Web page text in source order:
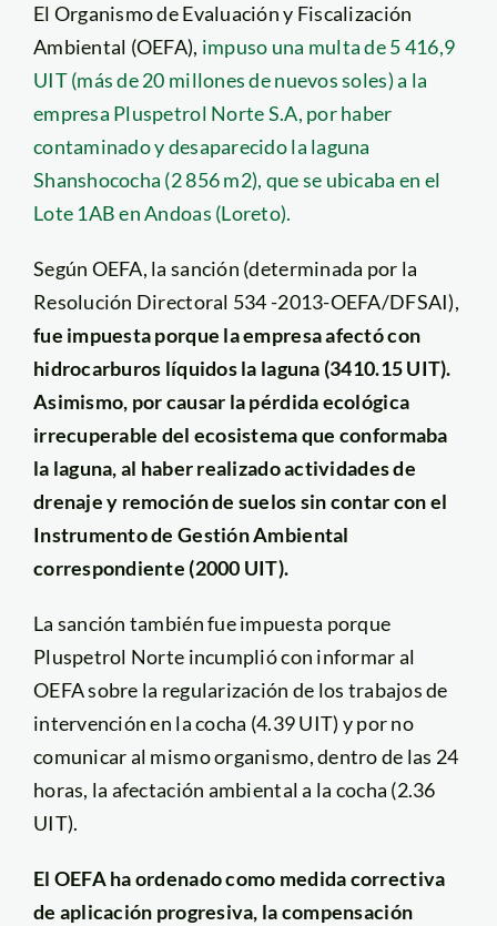
El Organismo de Evaluación y Fiscalización
Ambiental (OEFA), impuso una multa de 5 416,9
UIT (más de 20 millones de nuevos soles) a la
empresa Pluspetrol Norte S.A, por haber
contaminado y desaparecido la laguna
Shanshococha (2 856 m2), que se ubicaba en el
Lote 1AB en Andoas (Loreto).
Según OEFA, la sanción (determinada por la
Resolución Directoral 534 -2013-OEFA/DFSAI),
fue impuesta porque la empresa afectó con
hidrocarburos líquidos la laguna (3410.15 UIT).
Asimismo, por causar la pérdida ecológica
irrecuperable del ecosistema que conformaba
la laguna, al haber realizado actividades de
drenaje y remoción de suelos sin contar con el
Instrumento de Gestión Ambiental
correspondiente (2000 UIT).
La sanción también fue impuesta porque
Pluspetrol Norte incumplió con informar al
OEFA sobre la regularización de los trabajos de
intervención en la cocha (4.39 UIT) y por no
comunicar al mismo organismo, dentro de las 24
horas, la afectación ambiental a la cocha (2.36
UIT).
El OEFA ha ordenado como medida correctiva
de aplicación progresiva, la compensación